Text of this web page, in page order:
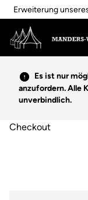
Erweiterung
Es ist nur
anzufordern. Alle
unverbindlich.
Checkout